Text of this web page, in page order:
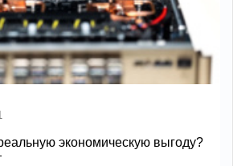
экономическую выгоду?